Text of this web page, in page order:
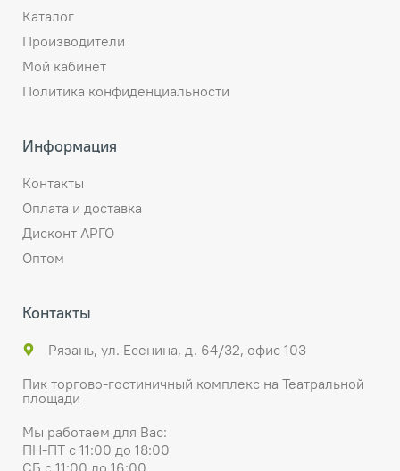
Каталог
Производители
Мой кабинет
Политика конфиденциальности
Информация
Контакты
Оплата и доставка
Дисконт АРГО
Оптом
Контакты
Рязань, ул. Есенина, д. 64/32, офис 103
Пик торгово-гостиничный комплекс на Театральной
площади
Мы работаем для Вас:
ПН-ПТ с 11:00 до 18:00